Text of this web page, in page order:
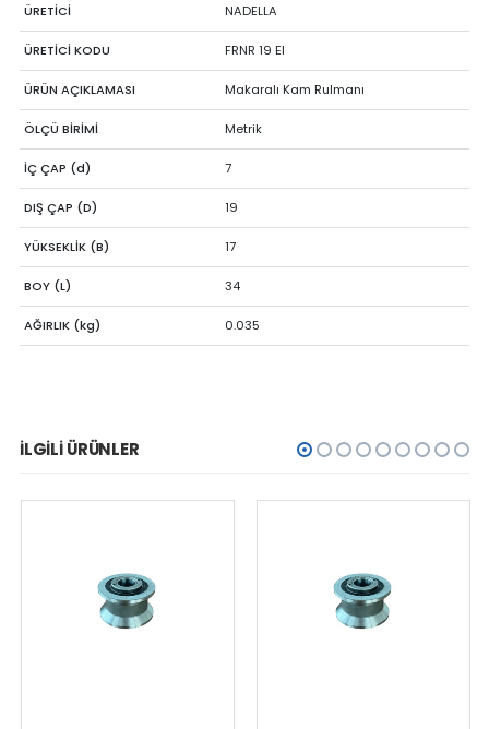
ÜRETİCİ NADELLA
ÜRETİCİ KODU FRNR 19 EI
ÜRÜN AÇIKLAMASI Makaralı Kam Rulmanı
ÖLÇÜ BİRİMİ Metrik
İÇ ÇAP (d) 7
DIŞ ÇAP (D) 19
YÜKSEKLİK (B) 17
BOY (L) 34
AĞIRLIK (kg) 0.035
İLGILI ÜRÜNLER